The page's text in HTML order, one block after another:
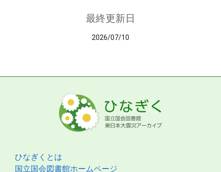
最終更新日
2026/07/10
ひなぎくとは
国立国会図書館ホームページ